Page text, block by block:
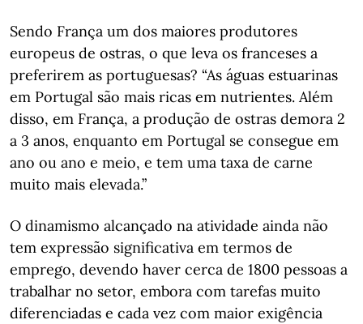
Sendo França um dos maiores produtores
europeus de ostras, o que leva os franceses a
preferirem as portuguesas? “As águas estuarinas
em Portugal são mais ricas em nutrientes. Além
disso, em França, a produção de ostras demora 2
a 3 anos, enquanto em Portugal se consegue em
ano ou ano e meio, e tem uma taxa de carne
muito mais elevada.”
O dinamismo alcançado na atividade ainda não
tem expressão significativa em termos de
emprego, devendo haver cerca de 1800 pessoas a
trabalhar no setor, embora com tarefas muito
diferenciadas e cada vez com maior exigência